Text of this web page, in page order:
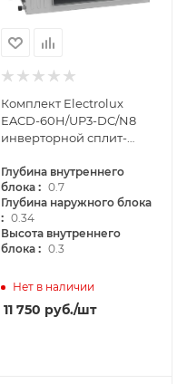
Комплект Electrolux
EACD-60H/UP3-DC/N8
инверторной сплит-
типа
Глубина внутреннего
блока : 0.7
Глубина наружного блока
: 0.34
Высота внутреннего
блока : 0.3
Нет в наличии
11 750 руб./шт